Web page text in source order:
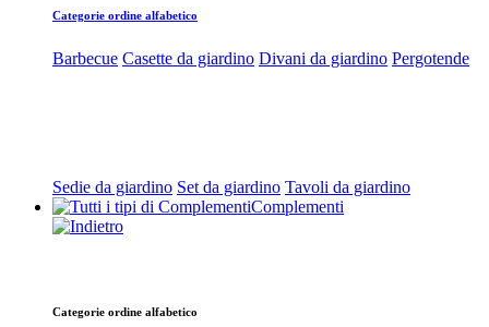
Categorie ordine alfabetico
Barbecue Casette da giardino Divani da giardino Pergotende
Sedie da giardino Set da giardino Tavoli da giardino
Complementi
Categorie ordine alfabetico